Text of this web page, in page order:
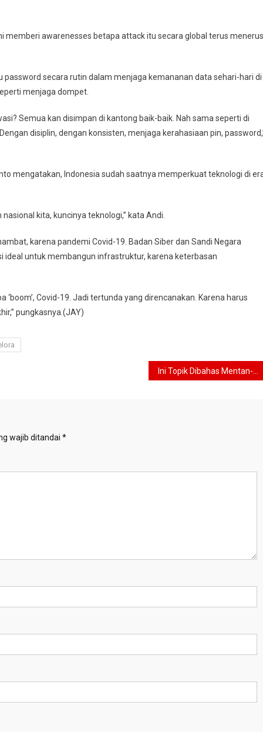
memberi awarenesses betapa attack itu secara global terus menerus
secara rutin dalam menjaga kemananan data sehari-hari di
menjaga dompet.
Semua kan disimpan di kantong baik-baik. Nah sama seperti di
disiplin, dengan konsisten, menjaga kerahasiaan pin,
mengatakan, Indonesia sudah saatnya memperkuat teknologi di
kita, kuncinya teknologi,” kata Andi.
karena pandemi Covid-19. Badan Siber dan Sandi Negara
ideal untuk membangun infrastruktur, karena keterbasan
Covid-19. Jadi tertunda yang direncanakan. Karena harus
pungkasnya.(JAY)
wajib ditandai *